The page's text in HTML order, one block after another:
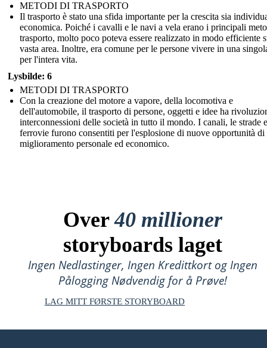
METODI DI TRASPORTO
Il trasporto è stato una sfida importante per la crescita sia
economica. Poiché i cavalli e le navi a vela erano i principali
trasporto, molto poco poteva essere realizzato in modo efficiente
vasta area. Inoltre, era comune per le persone vivere in una
per l'intera vita.
Lysbilde: 6
METODI DI TRASPORTO
Con la creazione del motore a vapore, della locomotiva e
dell'automobile, il trasporto di persone, oggetti e idee ha
interconnessioni delle società in tutto il mondo. I canali, le strade
ferrovie furono consentiti per l'esplosione di nuove opportunità di
miglioramento personale ed economico.
Over40 millioner
storyboards laget
Ingen Nedlastinger, Ingen Kredittkort og Ingen
Pålogging Nødvendig for å Prøve!
LAG MITT FØRSTE STORYBOARD